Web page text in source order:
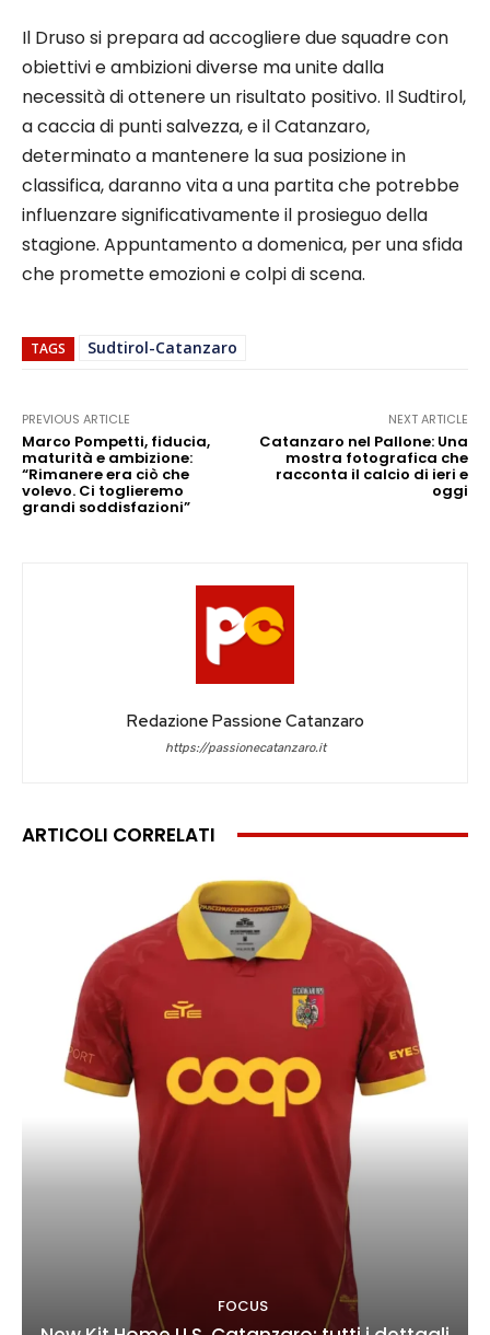
Il Druso si prepara ad accogliere due squadre con
obiettivi e ambizioni diverse ma unite dalla
necessità di ottenere un risultato positivo. Il Sudtirol,
a caccia di punti salvezza, e il Catanzaro,
determinato a mantenere la sua posizione in
classifica, daranno vita a una partita che potrebbe
influenzare significativamente il prosieguo della
stagione. Appuntamento a domenica, per una sfida
che promette emozioni e colpi di scena.
TAGS Sudtirol-Catanzaro
PREVIOUS ARTICLE
Marco Pompetti, fiducia,
maturità e ambizione:
“Rimanere era ciò che
volevo. Ci toglieremo
grandi soddisfazioni”
NEXT ARTICLE
Catanzaro nel Pallone: Una
mostra fotografica che
racconta il calcio di ieri e
oggi
Redazione Passione Catanzaro
https://passionecatanzaro.it
ARTICOLI CORRELATI
FOCUS